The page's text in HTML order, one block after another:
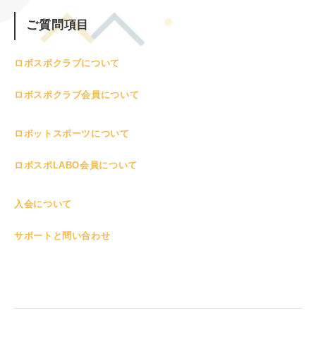
ご質問項目
ロボスポクラブについて
ロボスポクラブ会員について
ロボットスポーツについて
ロボスポLABO会員について
入会について
サポートと問い合わせ